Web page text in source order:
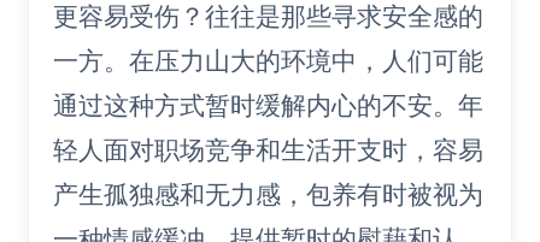
更容易受伤？往往是那些寻求安全感的
一方。在压力山大的环境中，人们可能
通过这种方式暂时缓解内心的不安。年
轻人面对职场竞争和生活开支时，容易
产生孤独感和无力感，包养有时被视为